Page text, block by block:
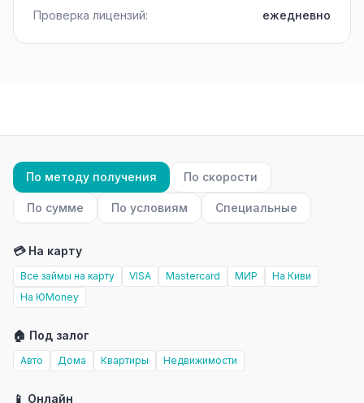
Проверка лицензий:
ежедневно
По методу получения По скорости
По сумме По условиям Специальные
💳 На карту
Все займы на карту VISA Mastercard МИР
На Киви
На ЮMoney
🏠 Под залог
Авто Дома Квартиры Недвижимости
📱 Онлайн